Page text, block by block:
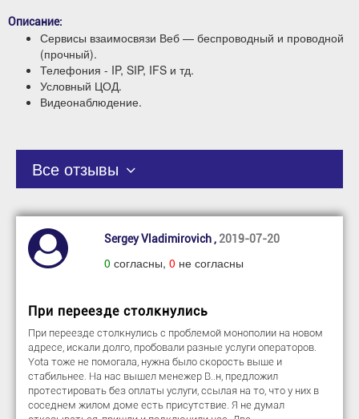
Описание:
Сервисы взаимосвязи Веб — беспроводный и проводной
(прочный).
Телефония - IP, SIP, IFS и тд.
Условный ЦОД.
Видеонаблюдение.
Все отзывы
Sergey Vladimirovich , 2019-07-20
0 согласны, 0 не согласны
При переезде столкнулись
При переезде столкнулись с проблемой монополии на новом
адресе, искали долго, пробовали разные услуги операторов.
Yota тоже не помогала, нужна было скорость выше и
стабильнее. На нас вышел менежер В..н, предложил
протестировать без оплаты услуги, ссылая на то, что у них в
соседнем жилом доме есть присутствие. Я не думал